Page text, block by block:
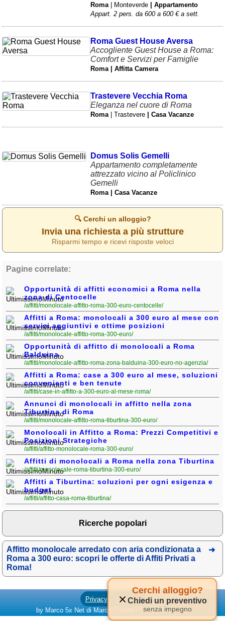
Roma | Monteverde | Appartamento
Appart. 2 pers. da 600 a 600 € a sett.
Roma Guest House Aversa
Accogliente Guest House a Roma:
Comfort e Servizi per Famiglie
Roma | Affitta Camera
Trastevere Vecchia Roma
Eleganza nel cuore di Roma
Roma | Trastevere | Casa Vacanze
Domus Solis Gemelli
Appartamento completamente
attrezzato vicino al Policlinico
Gemelli
Roma | Casa Vacanze
🔍 Cerchi un alloggio?
Invia una richiesta a più strutture
Risparmi tempo e ricevi risposte veloci
Pagine correlate:
Opportunità di affitti economici a Roma nella
zona di Centocelle
/affitti/monolocale-affitto-roma-300-euro-centocelle/
Affitti a Roma: monolocali a 300 euro al mese con
servizi aggiuntivi e ottime posizioni
/affitti/monolocale-affitto-roma-300-euro/
Opportunità di affitto di monolocali a Roma
Balduina
/affitti/monolocale-affitto-roma-zona-balduina-300-euro-no-agenzia/
Affitti a Roma: case a 300 euro al mese, soluzioni
convenienti e ben tenute
/affitti/case-in-affitto-a-300-euro-al-mese-roma/
Annunci di monolocali in affitto nella zona
Tiburtina di Roma
/affitti/monolocale-affitto-roma-tiburtina-300-euro/
Monolocali in Affitto a Roma: Prezzi Competitivi e
Posizioni Strategiche
/affitti/affitto-monolocale-roma-300-euro/
Affitti di monolocali a Roma nella zona Tiburtina
/affitti/monolocale-roma-tiburtina-300-euro/
Affitti a Tiburtina: soluzioni per ogni esigenza e
budget
/affitti/affitto-casa-roma-tiburtina/
Ricerche popolari
Affitto monolocale arredato con aria condizionata a
Roma a 300 euro: scopri le offerte di Affiti Privati a
Roma!
Cerchi alloggio?
Chiedi un preventivo
senza impegno
Privacy
Cookies
by Marco 5x Net di Marco Carletti - PI: 01247470535